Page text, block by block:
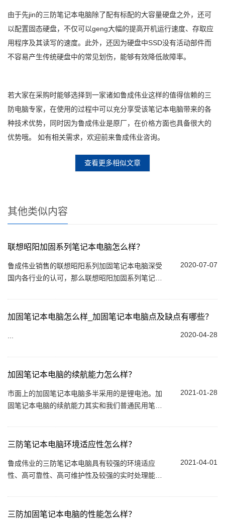
由于先jin的三防笔记本电脑除了配有标配的大容量硬盘之外，还可
以配置固态硬盘，不仅可以geng大幅的提高开机运行速度、存取应
用程序及其读写的速度。此外，还因为硬盘中SSD没有活动部件而
不容易产生传统硬盘中的常见划伤，能够有效降低故障率。
若大家在采购时能够选择到一家诸如鲁成伟业这样的值得信赖的三
防电脑专家，在使用的过程中可以充分享受该笔记本电脑带来的各
种技术优势，同时因为鲁成伟业是原厂，在价格方面也具备很大的
优势哦。 如有相关需求，欢迎前来鲁成伟业咨询。
查看更多相似文章
其他类似内容
联想昭阳加固系列笔记本电脑怎么样？
2020-07-07
鲁成伟业销售的联想昭阳系列加固笔记本电脑深受
国内各行业的认可，那么联想昭阳加固系列笔记本
联想昭阳加固笔记本，如您对联想昭阳系列...
加固笔记本电脑怎么样_加固笔记本电脑点及缺点有哪些？
2020-04-28
加固笔记本电脑的续航能力怎么样？
2021-01-28
市面上的加固笔记本电脑多半采用的是锂电池。加
固笔记本电脑的续航能力其实和我们普通民用笔记
脑有一项特性是普通笔记本电脑所没有的，...
三防笔记本电脑环境适应性怎么样？
2021-04-01
鲁成伟业的三防笔记本电脑具有较强的环境适应
性、高可靠性、高可维护性及较强的实时处理能
电脑和半加固笔记本电脑...
三防加固笔记本电脑的性能怎么样？